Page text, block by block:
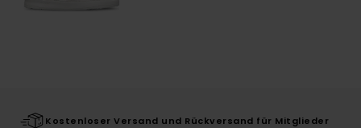
Kostenloser Versand und Rückversand für Mitglieder